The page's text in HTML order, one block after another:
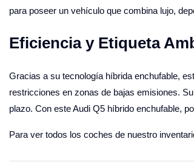
para poseer un vehículo que combina lujo,
Eficiencia y Etiqueta
Gracias a su tecnología híbrida enchufable,
restricciones en zonas de bajas emisiones.
plazo. Con este Audi Q5 híbrido enchufable,
Para ver todos los coches de nuestro